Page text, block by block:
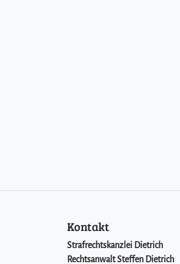
Kontakt
Strafrechtskanzlei Dietrich
Rechtsanwalt Steffen Dietrich